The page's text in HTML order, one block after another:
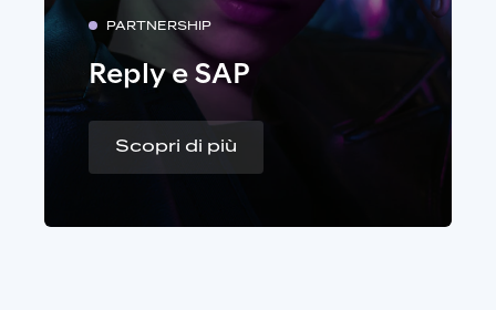
PARTNERSHIP
Reply e SAP
Scopri di più